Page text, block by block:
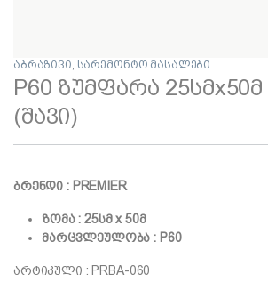
აბრაზივი, სარემონტო მასალები
P60 ზუმფარა 25სმx50მ
(შავი)
ბრენდი : PREMIER
ზომა : 25სმ x 50მ
მარცვლეულობა : P60
არტიკული : PRBA-060